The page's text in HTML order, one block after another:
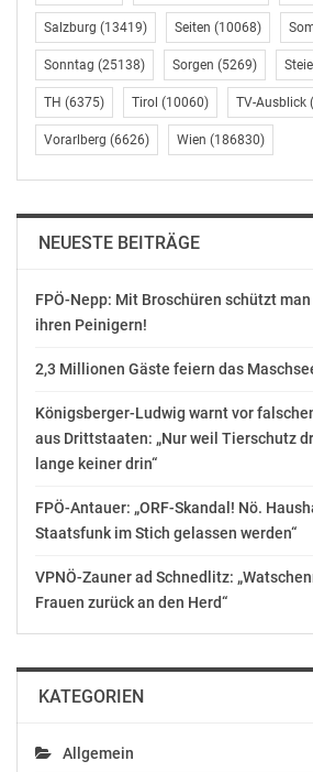
Gefällt mir:
Ähnliche Beiträge
AVISO: Einladung zur
Pressekonferenz der IG
Windkraft: 9.6.2022, 11
Uhr, Klagenfurt
Juni 2, 2022
In "Politik"
Kärnten
In "Politik"
Team Kärnten/Köfer:
Windkraft-Projekte
November 27, 2018
In "Wirtschaft"
Salzburg (13419) Seiten (10068)
Sonntag (25138) Sorgen (5269)
TH (6375) Tirol (10060) TV-Ausblick
Vorarlberg (6626) Wien (186830)
NEUESTE BEITRÄGE
FPÖ-Nepp: Mit Broschüren schützt
ihren Peinigern!
2,3 Millionen Gäste feiern das
Königsberger-Ludwig warnt vor
aus Drittstaaten: „Nur weil Tierschutz
lange keiner drin“
FPÖ-Antauer: „ORF-Skandal! Nö.
Staatsfunk im Stich gelassen werden“
VPNÖ-Zauner ad Schnedlitz:
Frauen zurück an den Herd“
KATEGORIEN
Allgemein